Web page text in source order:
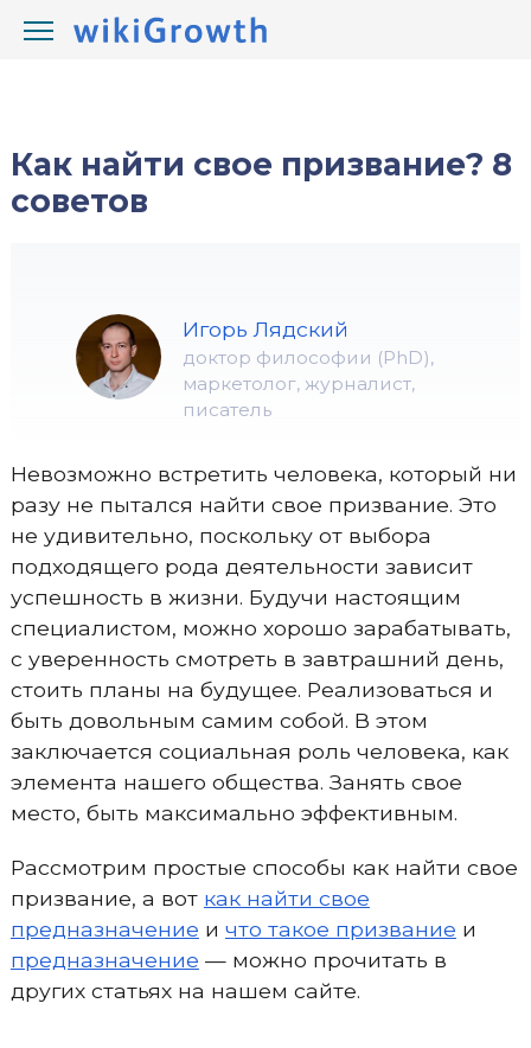
wikiGrowth.com / Жизнь / призвание
Как найти свое призвание? 8
советов
Игорь Лядский
доктор философии (PhD),
маркетолог, журналист,
писатель
Невозможно встретить человека, который ни
разу не пытался найти свое призвание. Это
не удивительно, поскольку от выбора
подходящего рода деятельности зависит
успешность в жизни. Будучи настоящим
специалистом, можно хорошо зарабатывать,
с уверенность смотреть в завтрашний день,
стоить планы на будущее. Реализоваться и
быть довольным самим собой. В этом
заключается социальная роль человека, как
элемента нашего общества. Занять свое
место, быть максимально эффективным.
Рассмотрим простые способы как найти свое
призвание, а вот как найти свое
предназначение и что такое призвание и
предназначение — можно прочитать в
других статьях на нашем сайте.